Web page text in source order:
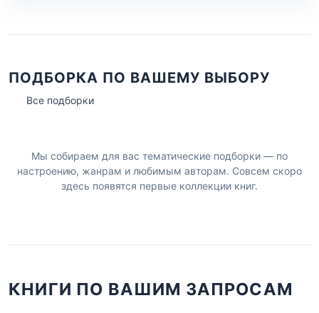
ПОДБОРКА ПО ВАШЕМУ ВЫБОРУ
Все подборки
Мы собираем для вас тематические подборки — по
настроению, жанрам и любимым авторам. Совсем скоро
здесь появятся первые коллекции книг.
КНИГИ ПО ВАШИМ ЗАПРОСАМ